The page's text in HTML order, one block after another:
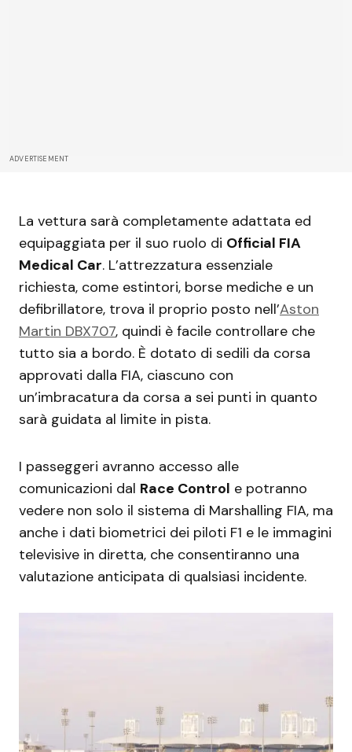
ADVERTISEMENT
La vettura sarà completamente adattata ed
equipaggiata per il suo ruolo di Official FIA
Medical Car. L’attrezzatura essenziale
richiesta, come estintori, borse mediche e un
defibrillatore, trova il proprio posto nell’Aston
Martin DBX707, quindi è facile controllare che
tutto sia a bordo. È dotato di sedili da corsa
approvati dalla FIA, ciascuno con
un’imbracatura da corsa a sei punti in quanto
sarà guidata al limite in pista.
I passeggeri avranno accesso alle
comunicazioni dal Race Control e potranno
vedere non solo il sistema di Marshalling FIA, ma
anche i dati biometrici dei piloti F1 e le immagini
televisive in diretta, che consentiranno una
valutazione anticipata di qualsiasi incidente.